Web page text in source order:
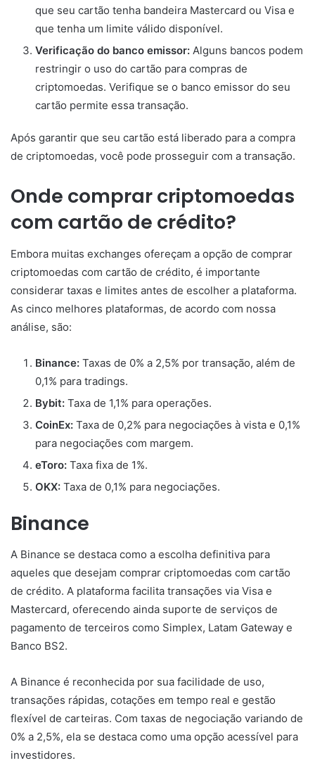
que seu cartão tenha bandeira Mastercard ou Visa e
que tenha um limite válido disponível.
Verificação do banco emissor: Alguns bancos podem
restringir o uso do cartão para compras de
criptomoedas. Verifique se o banco emissor do seu
cartão permite essa transação.
Após garantir que seu cartão está liberado para a compra
de criptomoedas, você pode prosseguir com a transação.
Onde comprar criptomoedas
com cartão de crédito?
Embora muitas exchanges ofereçam a opção de comprar
criptomoedas com cartão de crédito, é importante
considerar taxas e limites antes de escolher a plataforma.
As cinco melhores plataformas, de acordo com nossa
análise, são:
Binance: Taxas de 0% a 2,5% por transação, além de
0,1% para tradings.
Bybit: Taxa de 1,1% para operações.
CoinEx: Taxa de 0,2% para negociações à vista e 0,1%
para negociações com margem.
eToro: Taxa fixa de 1%.
OKX: Taxa de 0,1% para negociações.
Binance
A Binance se destaca como a escolha definitiva para
aqueles que desejam comprar criptomoedas com cartão
de crédito. A plataforma facilita transações via Visa e
Mastercard, oferecendo ainda suporte de serviços de
pagamento de terceiros como Simplex, Latam Gateway e
Banco BS2.
A Binance é reconhecida por sua facilidade de uso,
transações rápidas, cotações em tempo real e gestão
flexível de carteiras. Com taxas de negociação variando de
0% a 2,5%, ela se destaca como uma opção acessível para
investidores.